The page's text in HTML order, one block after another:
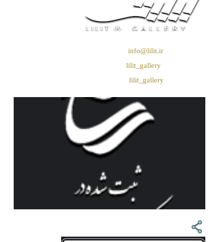
info@lilit.ir
lilit_gallery
lilit_gallery